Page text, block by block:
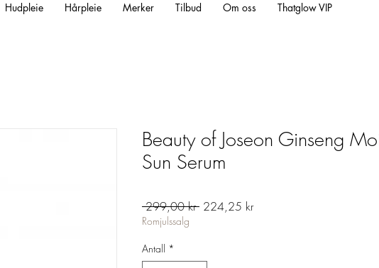
Hudpleie Hårpleie Merker Tilbud Om oss Thatglow VIP
Beauty of Joseon Ginseng
Sun Serum
299,00 kr Vanlig
224,25 krSalgspris
Romjulssalg
Antall *